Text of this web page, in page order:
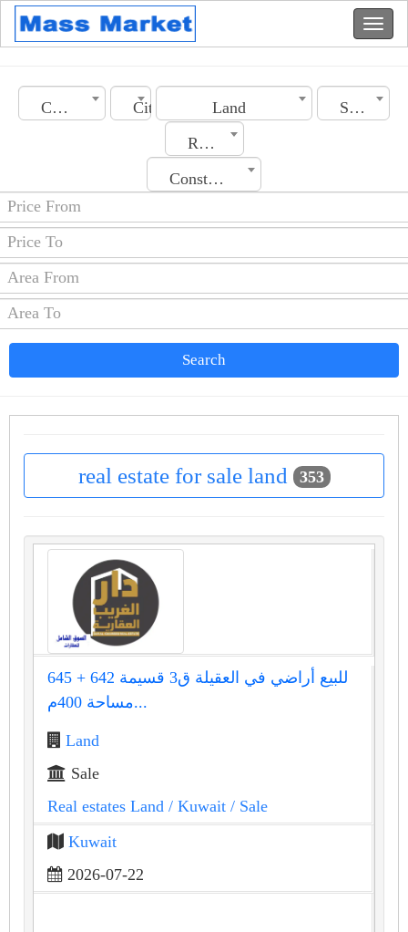
Country City Land
Section
Rooms No.
Construction Date
Search
real estate for sale land 353
للبيع أراضي في العقيلة ق3 قسيمة 642 + 645
مساحة 400م...
Land
Sale
Real estates Land / Kuwait / Sale
Kuwait
2026-07-22